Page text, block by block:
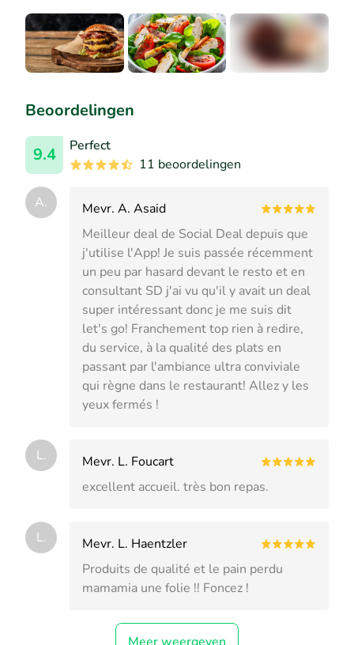
Beoordelingen
9.4
Perfect
11 beoordelingen
A.
Mevr. A. Asaid
Meilleur deal de Social Deal depuis que
j'utilise l'App! Je suis passée récemment
un peu par hasard devant le resto et en
consultant SD j'ai vu qu'il y avait un deal
super intéressant donc je me suis dit
let's go! Franchement top rien à redire,
du service, à la qualité des plats en
passant par l'ambiance ultra conviviale
qui règne dans le restaurant! Allez y les
yeux fermés !
L.
Mevr. L. Foucart
excellent accueil. très bon repas.
L.
Mevr. L. Haentzler
Produits de qualité et le pain perdu
mamamia une folie !! Foncez !